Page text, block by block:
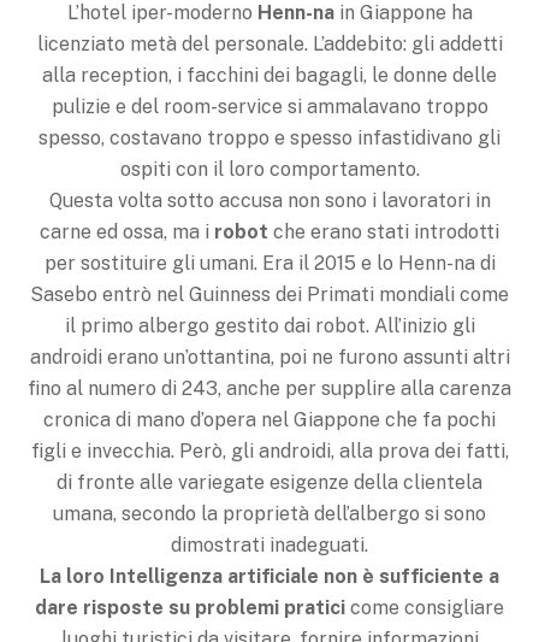
L’hotel iper-moderno Henn-nain Giappone ha
licenziato metà del personale. L’addebito: gli addetti
alla reception, i facchini dei bagagli, le donne delle
pulizie e del room-service si ammalavano troppo
spesso, costavano troppo e spesso infastidivano gli
ospiti con il loro comportamento.
Questa volta sotto accusa non sono i lavoratori in
carne ed ossa, ma i robot che erano stati introdotti
per sostituire gli umani. Era il 2015 e lo Henn-na di
Sasebo entrò nel Guinness dei Primati mondiali come
il primo albergo gestito dai robot. All’inizio gli
androidi erano un’ottantina, poi ne furono assunti altri
fino al numero di 243, anche per supplire alla carenza
cronica di mano d’opera nel Giappone che fa pochi
figli e invecchia. Però, gli androidi, alla prova dei fatti,
di fronte alle variegate esigenze della clientela
umana, secondo la proprietà dell’albergo si sono
dimostrati inadeguati.
La loro Intelligenza artificiale non è sufficiente a
dare risposte su problemi pratici come consigliare